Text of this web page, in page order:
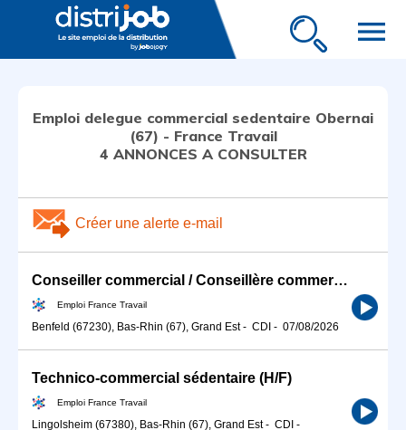
menu
Emploi delegue commercial sedentaire Obernai
(67) - France Travail
4 ANNONCES A CONSULTER
Créer une alerte e-mail
Conseiller commercial / Conseillère commerciale en distribution d (H/F)
Emploi France Travail
Benfeld (67230), Bas-Rhin (67), Grand Est- CDI - 07/08/2026
Technico-commercial sédentaire (H/F)
Emploi France Travail
Lingolsheim (67380), Bas-Rhin (67), Grand Est- CDI -